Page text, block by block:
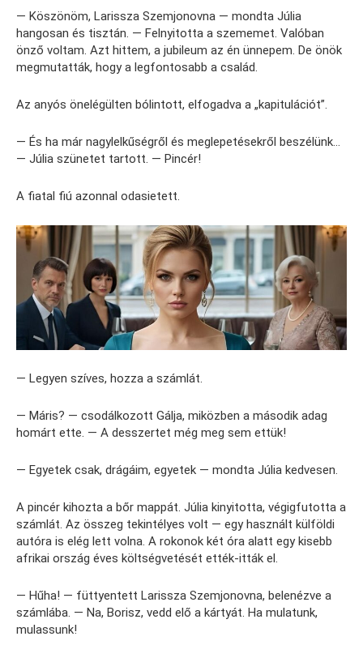
— Köszönöm, Larissza Szemjonovna — mondta Júlia
hangosan és tisztán. — Felnyitotta a szememet. Valóban
önző voltam. Azt hittem, a jubileum az én ünnepem. De önök
megmutatták, hogy a legfontosabb a család.
Az anyós önelégülten bólintott, elfogadva a „kapitulációt”.
— És ha már nagylelkűségről és meglepetésekről beszélünk…
— Júlia szünetet tartott. — Pincér!
A fiatal fiú azonnal odasietett.
— Legyen szíves, hozza a számlát.
— Máris? — csodálkozott Gálja, miközben a második adag
homárt ette. — A desszertet még meg sem ettük!
— Egyetek csak, drágáim, egyetek — mondta Júlia kedvesen.
A pincér kihozta a bőr mappát. Júlia kinyitotta, végigfutotta a
számlát. Az összeg tekintélyes volt — egy használt külföldi
autóra is elég lett volna. A rokonok két óra alatt egy kisebb
afrikai ország éves költségvetését ették-itták el.
— Hűha! — füttyentett Larissza Szemjonovna, belenézve a
számlába. — Na, Borisz, vedd elő a kártyát. Ha mulatunk,
mulassunk!